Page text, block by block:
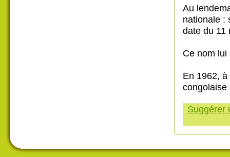
Au
nationale :
date du 11
Ce nom
En 1962,
Suggérer